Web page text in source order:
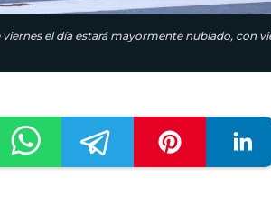
el día estará mayormente nublado, con